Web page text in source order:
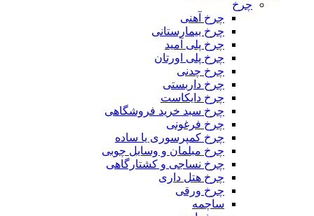
چرخ
چرخ آهنی
چرخ بیمارستانی
چرخ پلی آمید
چرخ پلی اورتان
چرخ چدنی
چرخ داربستی
چرخ دایکاست
چرخ سبد خرید فروشگاهی
چرخ فرغونی
چرخ کمپرسوری یا ساده
چرخ مبلمان و وسایل چوبی
چرخ نساجی و کشتارگاهی
چرخ هتل داری
چرخ ورقی
ساچمه